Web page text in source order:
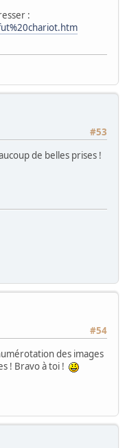
:
#53
de belles prises !
#54
des images
! Bravo à toi !